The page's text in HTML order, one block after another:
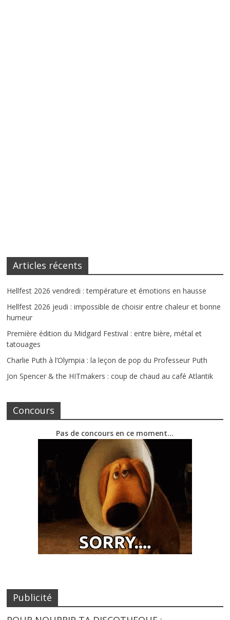
Articles récents
Hellfest 2026 vendredi : température et émotions en hausse
Hellfest 2026 jeudi : impossible de choisir entre chaleur et bonne
humeur
Première édition du Midgard Festival : entre bière, métal et
tatouages
Charlie Puth à l’Olympia : la leçon de pop du Professeur Puth
Jon Spencer & the HITmakers : coup de chaud au café Atlantik
Concours
Pas de concours en ce moment…
Publicité